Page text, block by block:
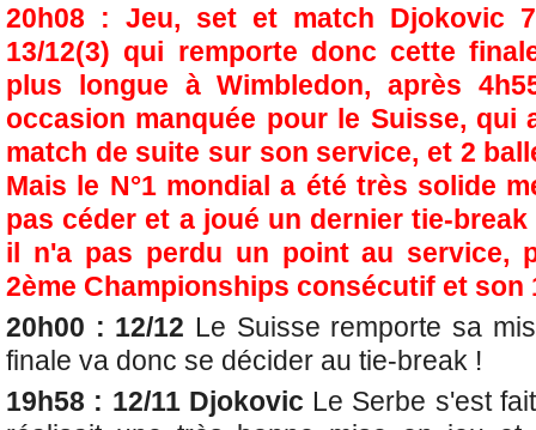
20h08 : Jeu, set et match Djokovic
13/12(3) qui remporte donc cette
plus longue à Wimbledon, après
occasion manquée pour le Suisse, qui
match de suite sur son service, et 2
Mais le N°1 mondial a été très solide
pas céder et a joué un dernier tie-
il n'a pas perdu un point au service,
2ème Championships consécutif et son
20h00 : 12/12 Le Suisse remporte sa
finale va donc se décider au tie-break !
19h58 : 12/11 Djokovic Le Serbe s'est